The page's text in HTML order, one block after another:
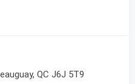
QC J6J 5T9